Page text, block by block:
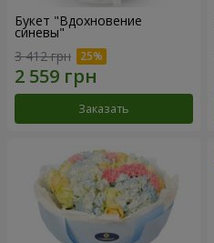
Букет "Вдохновение
синевы"
3 412 грн
Заказать